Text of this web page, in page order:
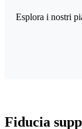
Esplora i nostri
Fiducia